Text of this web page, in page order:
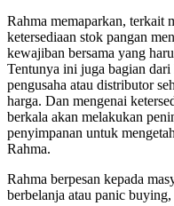
Rahma memaparkan, terkait
ketersediaan stok pangan
kewajiban bersama yang
Tentunya ini juga bagian
pengusaha atau distributor
harga. Dan mengenai
berkala akan melakukan
penyimpanan untuk
Rahma.
Rahma berpesan kepada
berbelanja atau panic